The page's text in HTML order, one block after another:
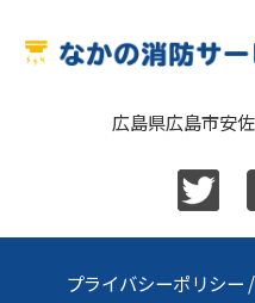
広島県広島市安
プライバシーポリシー /